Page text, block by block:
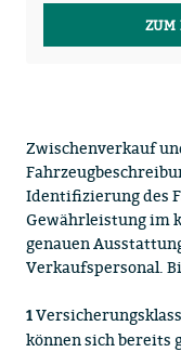
ZUM
Zwischenverkauf
Identifizierung des
Gewährleistung im
genauen
Verkaufspersonal.
1
können sich bereits